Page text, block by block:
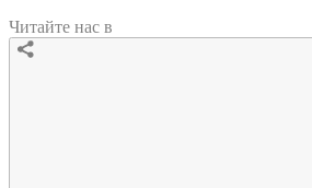
Читайте нас в